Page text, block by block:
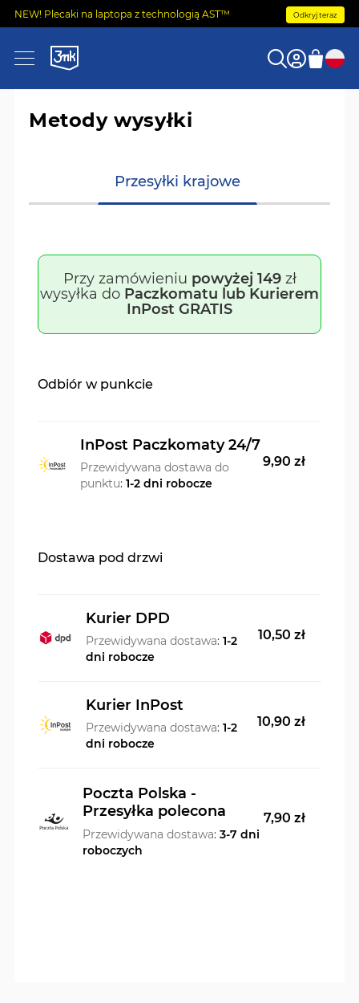
NEW! Plecaki na laptopa z technologią AST™ Odkryj teraz
Metody wysyłki
Przesyłki krajowe
Przy zamówieniu powyżej 149 zł
wysyłka do Paczkomatu lub Kurierem
InPost GRATIS
Odbiór w punkcie
InPost Paczkomaty 24/7
Przewidywana dostawa do
punktu: 1-2 dni robocze
9,90 zł
Dostawa pod drzwi
Kurier DPD
Przewidywana dostawa: 1-2
dni robocze
10,50 zł
Kurier InPost
Przewidywana dostawa: 1-2
dni robocze
10,90 zł
Poczta Polska -
Przesyłka polecona
Przewidywana dostawa: 3-7 dni
roboczych
7,90 zł